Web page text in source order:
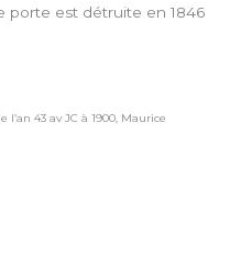
porte est détruite en 1846
43 av JC à 1900, Maurice